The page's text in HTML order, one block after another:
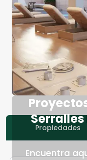
Encuentra
Propiedades